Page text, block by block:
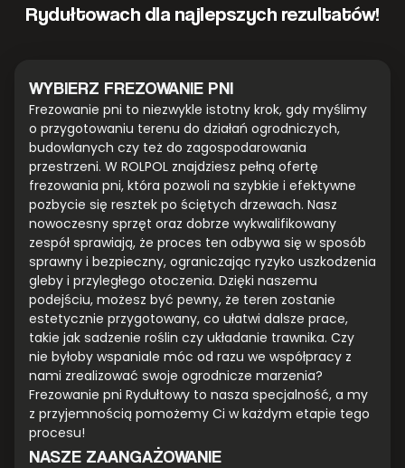
Rydułtowach dla najlepszych rezultatów!
WYBIERZ FREZOWANIE PNI
Frezowanie pni to niezwykle istotny krok, gdy myślimy
o przygotowaniu terenu do działań ogrodniczych,
budowlanych czy też do zagospodarowania
przestrzeni. W ROLPOL znajdziesz pełną ofertę
frezowania pni, która pozwoli na szybkie i efektywne
pozbycie się resztek po ściętych drzewach. Nasz
nowoczesny sprzęt oraz dobrze wykwalifikowany
zespół sprawiają, że proces ten odbywa się w sposób
sprawny i bezpieczny, ograniczając ryzyko uszkodzenia
gleby i przyległego otoczenia. Dzięki naszemu
podejściu, możesz być pewny, że teren zostanie
estetycznie przygotowany, co ułatwi dalsze prace,
takie jak sadzenie roślin czy układanie trawnika. Czy
nie byłoby wspaniale móc od razu we współpracy z
nami zrealizować swoje ogrodnicze marzenia?
Frezowanie pni Rydułtowy to nasza specjalność, a my
z przyjemnością pomożemy Ci w każdym etapie tego
procesu!
NASZE ZAANGAŻOWANIE